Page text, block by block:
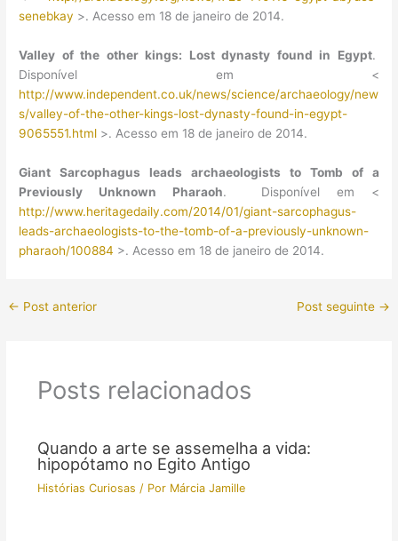
senebkay >. Acesso em 18 de janeiro de 2014.
Valley of the other kings: Lost dynasty found in Egypt.
Disponível em <
http://www.independent.co.uk/news/science/archaeology/new
s/valley-of-the-other-kings-lost-dynasty-found-in-egypt-
9065551.html >. Acesso em 18 de janeiro de 2014.
Giant Sarcophagus leads archaeologists to Tomb of a
Previously Unknown Pharaoh. Disponível em <
http://www.heritagedaily.com/2014/01/giant-sarcophagus-
leads-archaeologists-to-the-tomb-of-a-previously-unknown-
pharaoh/100884 >. Acesso em 18 de janeiro de 2014.
← Post anterior Post seguinte →
Posts relacionados
Quando a arte se assemelha a vida:
hipopótamo no Egito Antigo
Histórias Curiosas / Por Márcia Jamille